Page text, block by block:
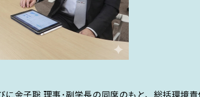
金子聡 理事･副学長の同席のもと、総括環境